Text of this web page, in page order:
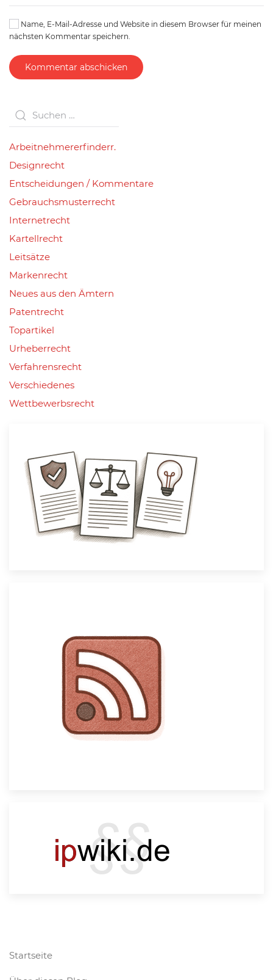
Name, E-Mail-Adresse und Website in diesem Browser für meinen
nächsten Kommentar speichern.
Kommentar abschicken
Arbeitnehmererfinderr.
Designrecht
Entscheidungen / Kommentare
Gebrauchsmusterrecht
Internetrecht
Kartellrecht
Leitsätze
Markenrecht
Neues aus den Ämtern
Patentrecht
Topartikel
Urheberrecht
Verfahrensrecht
Verschiedenes
Wettbewerbsrecht
Startseite